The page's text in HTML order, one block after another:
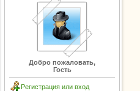
Добро пожаловать,
Гость
Регистрация или вход